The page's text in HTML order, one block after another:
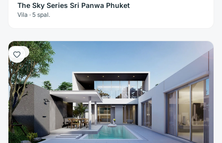
The Sky Series Sri Panwa Phuket
Vila · 5 spal.
Vila